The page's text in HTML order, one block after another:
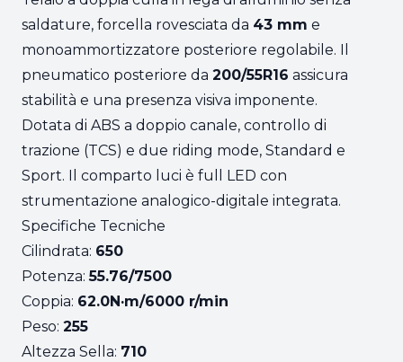
saldature, forcella rovesciata da 43 mm e
monoammortizzatore posteriore regolabile. Il
pneumatico posteriore da 200/55R16 assicura
stabilità e una presenza visiva imponente.
Dotata di ABS a doppio canale, controllo di
trazione (TCS) e due riding mode, Standard e
Sport. Il comparto luci è full LED con
strumentazione analogico-digitale integrata.
Specifiche Tecniche
Cilindrata: 650
Potenza:55.76/7500
Coppia: 62.0N·m/6000 r/min
Peso: 255
Altezza Sella: 710